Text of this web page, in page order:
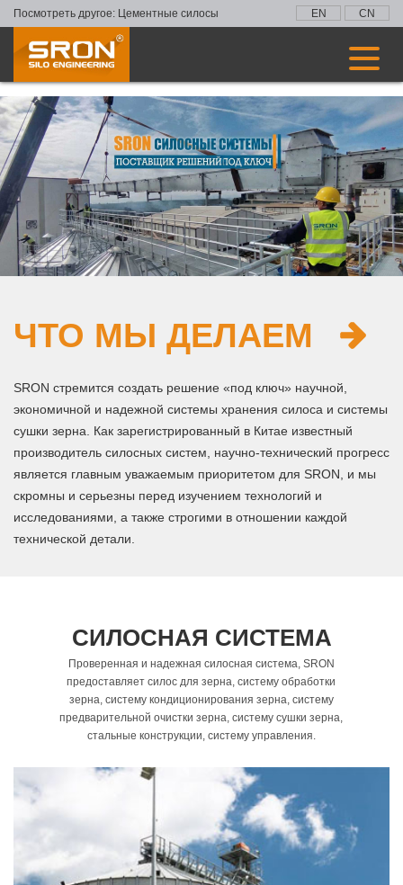
Посмотреть другое: Цементные силосы EN CN
ЧТО МЫ ДЕЛАЕМ
SRON стремится создать решение «под ключ» научной,
экономичной и надежной системы хранения силоса и системы
сушки зерна. Как зарегистрированный в Китае известный
производитель силосных систем, научно-технический прогресс
является главным уважаемым приоритетом для SRON, и мы
скромны и серьезны перед изучением технологий и
исследованиями, а также строгими в отношении каждой
технической детали.
СИЛОСНАЯ СИСТЕМА
Проверенная и надежная силосная система, SRON
предоставляет силос для зерна, систему обработки
зерна, систему кондиционирования зерна, систему
предварительной очистки зерна, систему сушки зерна,
стальные конструкции, систему управления.